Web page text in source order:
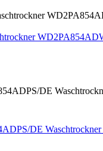
DE